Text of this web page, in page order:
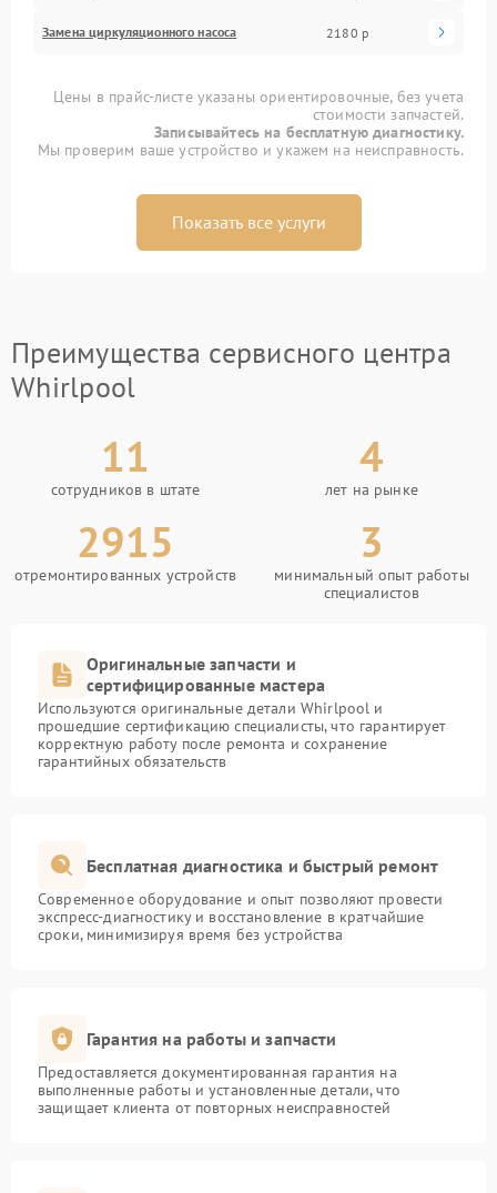
Замена циркуляционного насоса 2180 р
Цены в прайс-листе указаны ориентировочные, без учета
стоимости запчастей.
Записывайтесь на бесплатную диагностику.
Мы проверим ваше устройство и укажем на неисправность.
Показать все услуги
Преимущества сервисного центра
Whirlpool
11
сотрудников в штате
4
лет на рынке
2915
отремонтированных устройств
3
минимальный опыт работы
специалистов
Оригинальные запчасти и
сертифицированные мастера
Используются оригинальные детали Whirlpool и
прошедшие сертификацию специалисты, что гарантирует
корректную работу после ремонта и сохранение
гарантийных обязательств
Бесплатная диагностика и быстрый ремонт
Современное оборудование и опыт позволяют провести
экспресс-диагностику и восстановление в кратчайшие
сроки, минимизируя время без устройства
Гарантия на работы и запчасти
Предоставляется документированная гарантия на
выполненные работы и установленные детали, что
защищает клиента от повторных неисправностей